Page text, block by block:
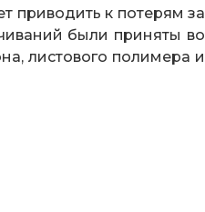
приводить к потерям за
были приняты во
листового полимера и